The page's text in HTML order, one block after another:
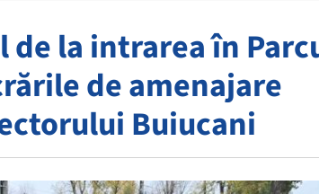
de la intrarea în
de amenajare
Buiucani